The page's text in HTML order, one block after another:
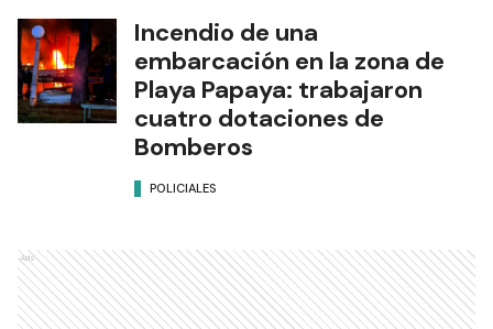
Incendio de una
embarcación en la zona de
Playa Papaya: trabajaron
cuatro dotaciones de
Bomberos
POLICIALES
Ads